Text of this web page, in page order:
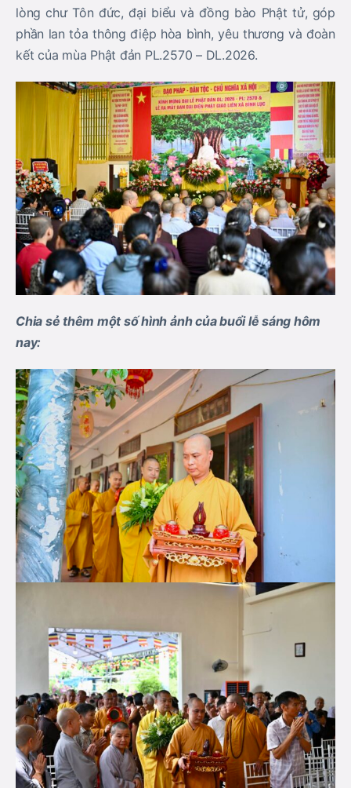
lòng chư Tôn đức, đại biểu và đồng bào Phật tử, góp
phần lan tỏa thông điệp hòa bình, yêu thương và đoàn
kết của mùa Phật đản PL.2570 – DL.2026.
Chia sẻ thêm một số hình ảnh của buổi lễ sáng hôm
nay: